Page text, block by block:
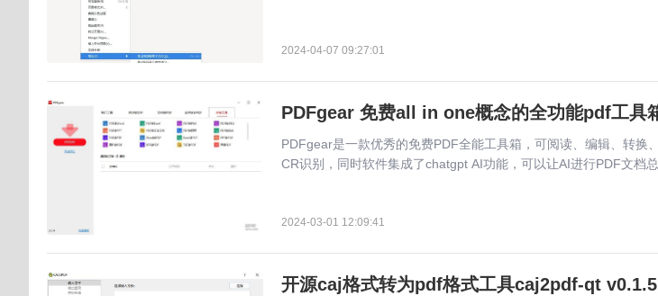
2024-04-07 09:27:01
PDFgear 免费all in one概念的全功能pdf工具
PDFgear是一款优秀的免费PDF全能工具箱，可阅读、编辑、转换
CR识别，同时软件集成了chatgpt AI功能，可以让AI进行PDF文档
2024-03-01 12:09:41
开源caj格式转为pdf格式工具caj2pdf-qt v0.1.5